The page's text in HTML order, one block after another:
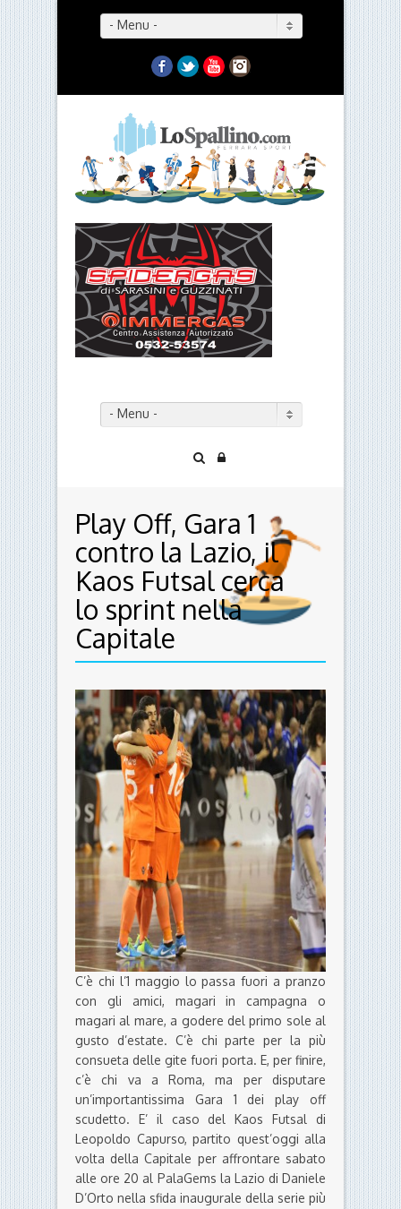
- Menu -
Facebook
TwitterYouTubeInstagram
- Menu -
Play Off, Gara 1
contro la Lazio, il
Kaos Futsal cerca
lo sprint nella
Capitale
C’è chi l’1 maggio lo passa fuori a pranzo
con gli amici, magari in campagna o
magari al mare, a godere del primo sole al
gusto d’estate. C’è chi parte per la più
consueta delle gite fuori porta. E, per finire,
c’è chi va a Roma, ma per disputare
un’importantissima Gara 1 dei play off
scudetto. E’ il caso del Kaos Futsal di
Leopoldo Capurso, partito quest’oggi alla
volta della Capitale per affrontare sabato
alle ore 20 al PalaGems la Lazio di Daniele
D’Orto nella sfida inaugurale della serie più